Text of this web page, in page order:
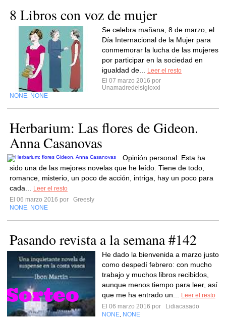
8 Libros con voz de mujer
Se celebra mañana, 8 de marzo, el
Día Internacional de la Mujer para
conmemorar la lucha de las mujeres
por participar en la sociedad en
igualdad de...
Leer el resto
El 07 marzo 2016 por
Unamadredelsigloxxi
NONE NONE
Herbarium: Las flores de Gideon.
Anna Casanovas
Opinión personal: Esta ha
sido una de las mejores novelas que he leído. Tiene de todo,
romance, misterio, un poco de acción, intriga, hay un poco para
cada...
Leer el resto
El 06 marzo 2016 por
Greesly
NONE NONE
Pasando revista a la semana #142
He dado la bienvenida a marzo justo
como despedí febrero: con mucho
trabajo y muchos libros recibidos,
aunque menos tiempo para leer, así
que me ha entrado un...
Leer el resto
El 06 marzo 2016 por
Lidiacasado
NONE NONE